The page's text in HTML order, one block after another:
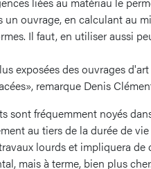
ouvrage, en calculant au
Il faut, en utiliser aussi
exposées des ouvrages
remarque Denis
sont fréquemment noyés
au tiers de la durée de
lourds et impliquera de
mais à terme, bien plus cher.